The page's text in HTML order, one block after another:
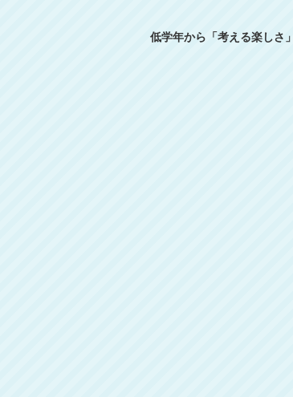
低学年から「考える楽しさ